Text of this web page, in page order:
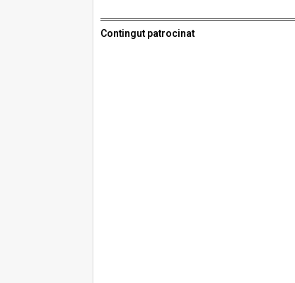
Contingut patrocinat